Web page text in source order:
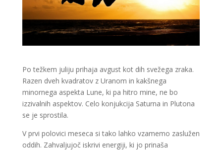
Po težkem juliju prihaja avgust kot dih svežega zraka.
Razen dveh kvadratov z Uranom in kakšnega
minornega aspekta Lune, ki pa hitro mine, ne bo
izzivalnih aspektov. Celo konjukcija Saturna in Plutona
se je sprostila.
V prvi polovici meseca si tako lahko vzamemo zaslužen
oddih. Zahvaljujoč iskrivi energiji, ki jo prinaša